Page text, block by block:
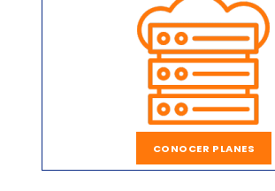
CONOCER PLANES